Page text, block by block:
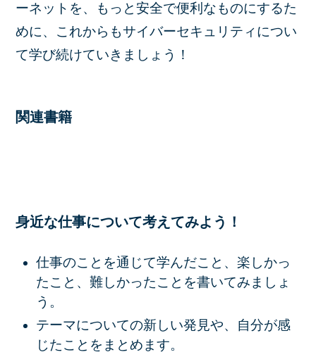
ーネットを、もっと安全で便利なものにするた
めに、これからもサイバーセキュリティについ
て学び続けていきましょう！
関連書籍
身近な仕事について考えてみよう！
仕事のことを通じて学んだこと、楽しかっ
たこと、難しかったことを書いてみましょ
う。
テーマについての新しい発見や、自分が感
じたことをまとめます。